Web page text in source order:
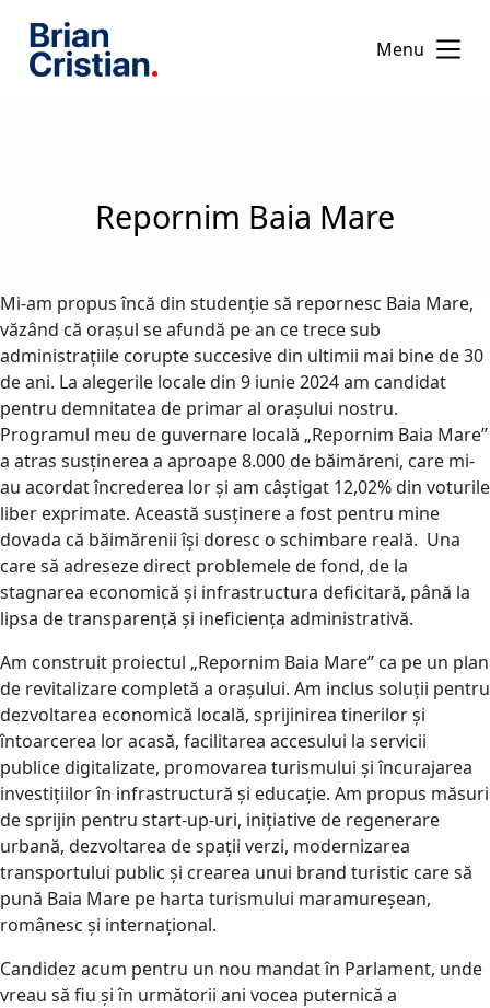
S
k
n
t
Menu
Repornim Baia Mare
Mi-am propus încă din studenție să repornesc Baia Mare,
văzând că orașul se afundă pe an ce trece sub
administrațiile corupte succesive din ultimii mai bine de 30
de ani. La alegerile locale din 9 iunie 2024 am candidat
pentru demnitatea de primar al orașului nostru.
Programul meu de guvernare locală „Repornim Baia Mare”
a atras susținerea a aproape 8.000 de băimăreni, care mi-
au acordat încrederea lor și am câștigat 12,02% din voturile
liber exprimate. Această susținere a fost pentru mine
dovada că băimărenii își doresc o schimbare reală. Una
care să adreseze direct problemele de fond, de la
stagnarea economică și infrastructura deficitară, până la
lipsa de transparență și ineficiența administrativă.
Am construit proiectul „Repornim Baia Mare” ca pe un plan
de revitalizare completă a orașului. Am inclus soluții pentru
dezvoltarea economică locală, sprijinirea tinerilor și
întoarcerea lor acasă, facilitarea accesului la servicii
publice digitalizate, promovarea turismului și încurajarea
investițiilor în infrastructură și educație. Am propus măsuri
de sprijin pentru start-up-uri, inițiative de regenerare
urbană, dezvoltarea de spații verzi, modernizarea
transportului public și crearea unui brand turistic care să
pună Baia Mare pe harta turismului maramureșean,
românesc și internațional.
Candidez acum pentru un nou mandat în Parlament, unde
vreau să fiu și în următorii ani vocea puternică a